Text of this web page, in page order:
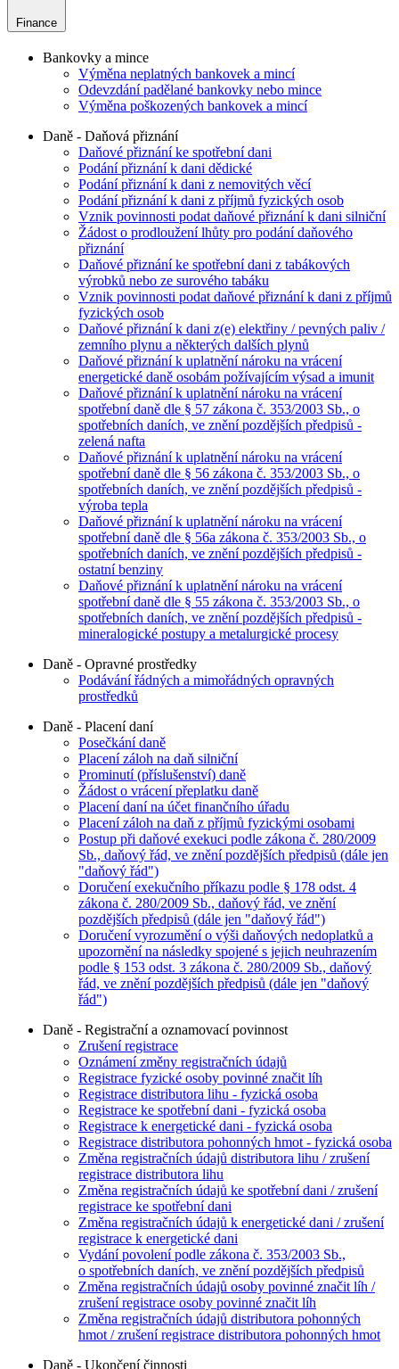
Finance
Bankovky a mince
Výměna neplatných bankovek a mincí
Odevzdání padělané bankovky nebo mince
Výměna poškozených bankovek a mincí
Daně - Daňová přiznání
Daňové přiznání ke spotřební dani
Podání přiznání k dani dědické
Podání přiznání k dani z nemovitých věcí
Podání přiznání k dani z příjmů fyzických osob
Vznik povinnosti podat daňové přiznání k dani silniční
Žádost o prodloužení lhůty pro podání daňového
přiznání
Daňové přiznání ke spotřební dani z tabákových
výrobků nebo ze surového tabáku
Vznik povinnosti podat daňové přiznání k dani z příjmů
fyzických osob
Daňové přiznání k dani z(e) elektřiny / pevných paliv /
zemního plynu a některých dalších plynů
Daňové přiznání k uplatnění nároku na vrácení
energetické daně osobám požívajícím výsad a imunit
Daňové přiznání k uplatnění nároku na vrácení
spotřební daně dle § 57 zákona č. 353/2003 Sb., o
spotřebních daních, ve znění pozdějších předpisů -
zelená nafta
Daňové přiznání k uplatnění nároku na vrácení
spotřební daně dle § 56 zákona č. 353/2003 Sb., o
spotřebních daních, ve znění pozdějších předpisů -
výroba tepla
Daňové přiznání k uplatnění nároku na vrácení
spotřební daně dle § 56a zákona č. 353/2003 Sb., o
spotřebních daních, ve znění pozdějších předpisů -
ostatní benziny
Daňové přiznání k uplatnění nároku na vrácení
spotřební daně dle § 55 zákona č. 353/2003 Sb., o
spotřebních daních, ve znění pozdějších předpisů -
mineralogické postupy a metalurgické procesy
Daně - Opravné prostředky
Podávání řádných a mimořádných opravných
prostředků
Daně - Placení daní
Posečkání daně
Placení záloh na daň silniční
Prominutí (příslušenství) daně
Žádost o vrácení přeplatku daně
Placení daní na účet finančního úřadu
Placení záloh na daň z příjmů fyzickými osobami
Postup při daňové exekuci podle zákona č. 280/2009
Sb., daňový řád, ve znění pozdějších předpisů (dále jen
"daňový řád")
Doručení exekučního příkazu podle § 178 odst. 4
zákona č. 280/2009 Sb., daňový řád, ve znění
pozdějších předpisů (dále jen "daňový řád")
Doručení vyrozumění o výši daňových nedoplatků a
upozornění na následky spojené s jejich neuhrazením
podle § 153 odst. 3 zákona č. 280/2009 Sb., daňový
řád, ve znění pozdějších předpisů (dále jen "daňový
řád")
Daně - Registrační a oznamovací povinnost
Zrušení registrace
Oznámení změny registračních údajů
Registrace fyzické osoby povinné značit líh
Registrace distributora lihu - fyzická osoba
Registrace ke spotřební dani - fyzická osoba
Registrace k energetické dani - fyzická osoba
Registrace distributora pohonných hmot - fyzická osoba
Změna registračních údajů distributora lihu / zrušení
registrace distributora lihu
Změna registračních údajů ke spotřební dani / zrušení
registrace ke spotřební dani
Změna registračních údajů k energetické dani / zrušení
registrace k energetické dani
Vydání povolení podle zákona č. 353/2003 Sb.,
o spotřebních daních, ve znění pozdějších předpisů
Změna registračních údajů osoby povinné značit líh /
zrušení registrace osoby povinné značit líh
Změna registračních údajů distributora pohonných
hmot / zrušení registrace distributora pohonných hmot
Daně - Ukončení činnosti